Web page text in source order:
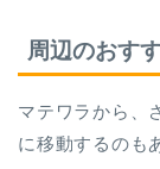
周辺のおす
マテワラから、
に移動するのも